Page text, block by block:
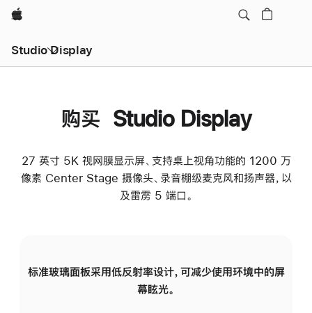
Apple
Studio Display
购买 Studio Display
27 英寸 5K 视网膜显示屏、支持桌上视角功能的 1200 万
像素 Center Stage 摄像头、录音棚级麦克风和扬声器，以
及雷雳 5 端口。
标准玻璃面板采用低反射率设计，可减少使用环境中的屏
幕眩光。